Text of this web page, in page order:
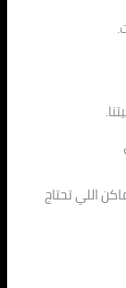
اللي تحتاج